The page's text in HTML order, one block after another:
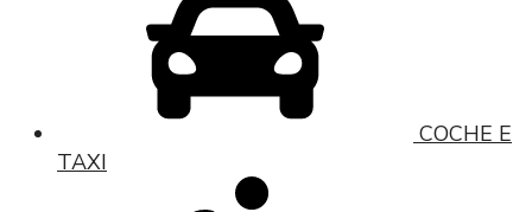
COCHE E
TAXI